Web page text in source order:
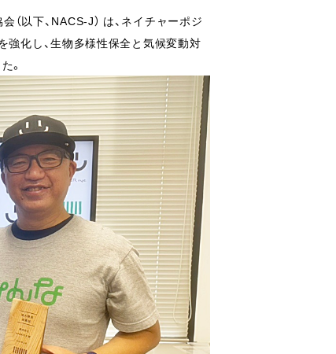
（以下、NACS-J） は、ネイチャーポジ
化し、生物多様性保全と気候変動対
。